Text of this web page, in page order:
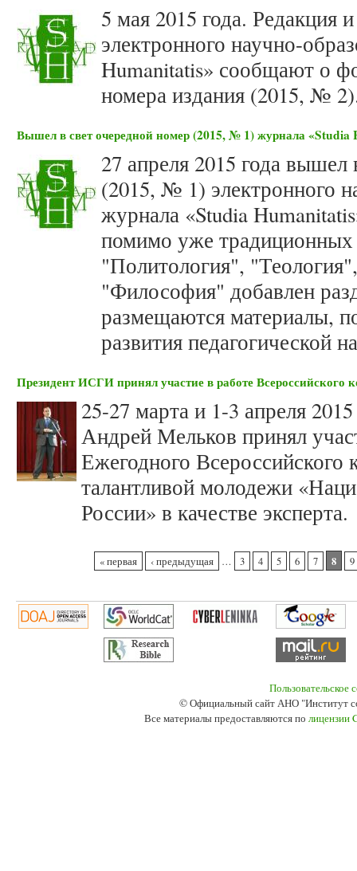
5 мая 2015 года. Редакция
электронного научно-
Humanitatis» сообщают о
номера издания (2015, №
Вышел в свет очередной номер (2015, № 1) журнала «Studia
27 апреля 2015 года
(2015, № 1) электронного
журнала «Studia
помимо уже
"Политология",
"Философия" добавлен
размещаются материалы,
развития педагогической
Президент ИСГИ принял участие в работе Всероссийского
25-27 марта и 1-3 апреля
Андрей Мельков принял
Ежегодного Всероссийского
талантливой молодежи
России» в качестве эксперта.
« первая ‹ предыдущая … 3 4 5 6 7 8 9
Пользовательское
© Официальный сайт АНО "Институт
Все материалы предоставляются по лицензии